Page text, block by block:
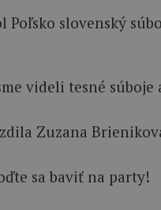
Poľsko slovenský
videli tesné
Zuzana
sa baviť na party!